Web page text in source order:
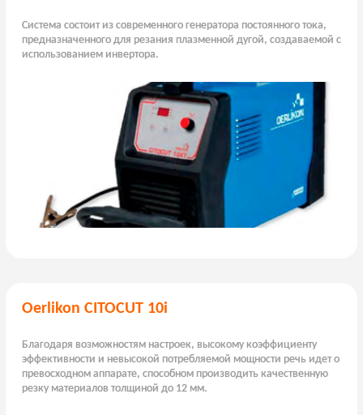
Система состоит из современного генератора постоянного тока,
предназначенного для резания плазменной дугой, создаваемой с
использованием инвертора.
Oerlikon CITOCUT 10i
Благодаря возможностям настроек, высокому коэффициенту
эффективности и невысокой потребляемой мощности речь идет о
превосходном аппарате, способном производить качественную
резку материалов толщиной до 12 мм.